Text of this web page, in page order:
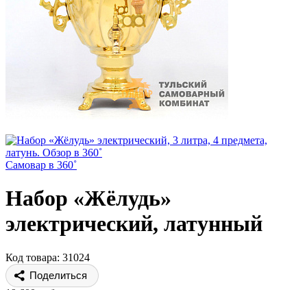
Самовар в 360˚
Набор «Жёлудь»
электрический, латунный
Код товара: 31024
Поделиться